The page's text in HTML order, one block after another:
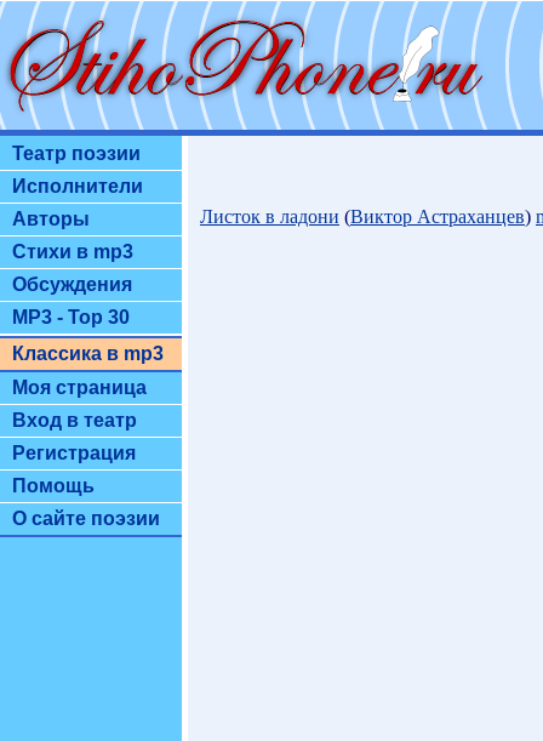
Театр поэзии
Исполнители
Авторы
Стихи в mp3
Обсуждения
MP3 - Top 30
Классика в mp3
Моя страница
Вход в театр
Регистрация
Помощь
О сайте поэзии
Листок в ладони (Виктор Астраханцев)